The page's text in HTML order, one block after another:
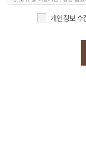
4. 개인정보처리담당 : 전화
개인정보 수